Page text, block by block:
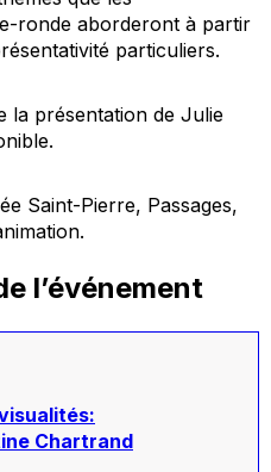
ronde aborderont à partir
particuliers.
la présentation de Julie
Saint-Pierre, Passages,
l’événement
Chartrand